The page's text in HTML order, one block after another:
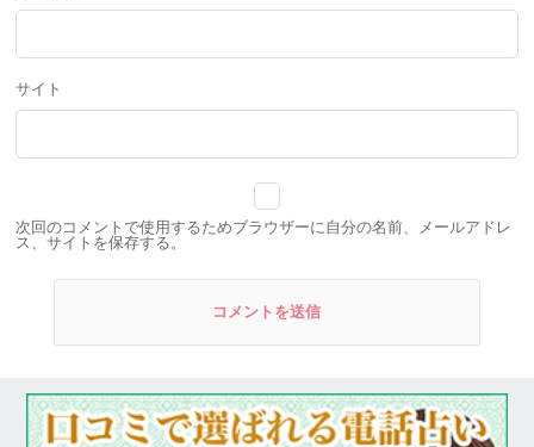
サイト
次回のコメントで使用するためブラウザーに自分の名前、メールアドレ
ス、サイトを保存する。